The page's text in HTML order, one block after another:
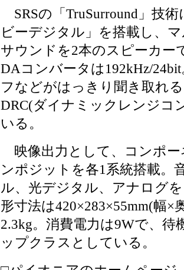
SRSの「TruSurround」技
ビーデジタル」を搭載し、
サウンドを2本のスピーカー
DAコンバータは192kHz/
フなどがはっきり聞き取れ
DRC(ダイナミックレンジコ
いる。
映像出力として、コンポー
ンポジットを各1系統搭載。
ル、光デジタル、アナログ
形寸法は420×283×55mm(幅×
2.3kg。消費電力は9Wで、待
ップクラスとしている。